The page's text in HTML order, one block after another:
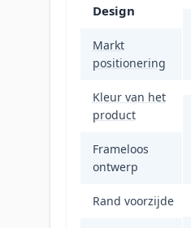
Design
Markt
positionering
Kleur van het
product
Frameloos
ontwerp
Rand voorzijde